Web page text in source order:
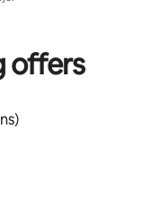
offers